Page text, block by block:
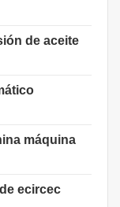
de aceite
máquina
ecircec